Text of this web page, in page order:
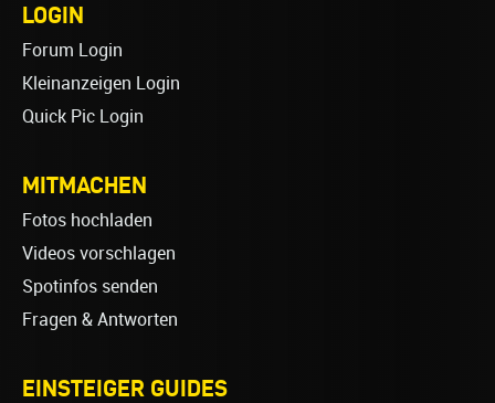
LOGIN
Forum Login
Kleinanzeigen Login
Quick Pic Login
MITMACHEN
Fotos hochladen
Videos vorschlagen
Spotinfos senden
Fragen & Antworten
EINSTEIGER GUIDES